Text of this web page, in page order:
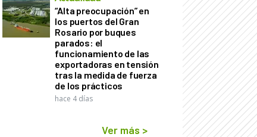
“Alta preocupación” en
los puertos del Gran
Rosario por buques
parados: el
funcionamiento de las
exportadoras en tensión
tras la medida de fuerza
de los prácticos
hace 4 días
Ver más >